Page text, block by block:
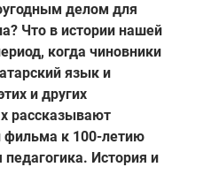
делом для
Что в истории нашей
когда чиновники
язык и
и других
рассказывают
фильма к 100-летию
История и